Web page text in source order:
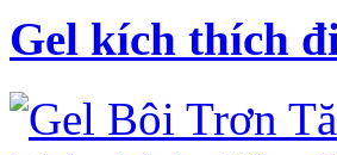
Gel kích thích